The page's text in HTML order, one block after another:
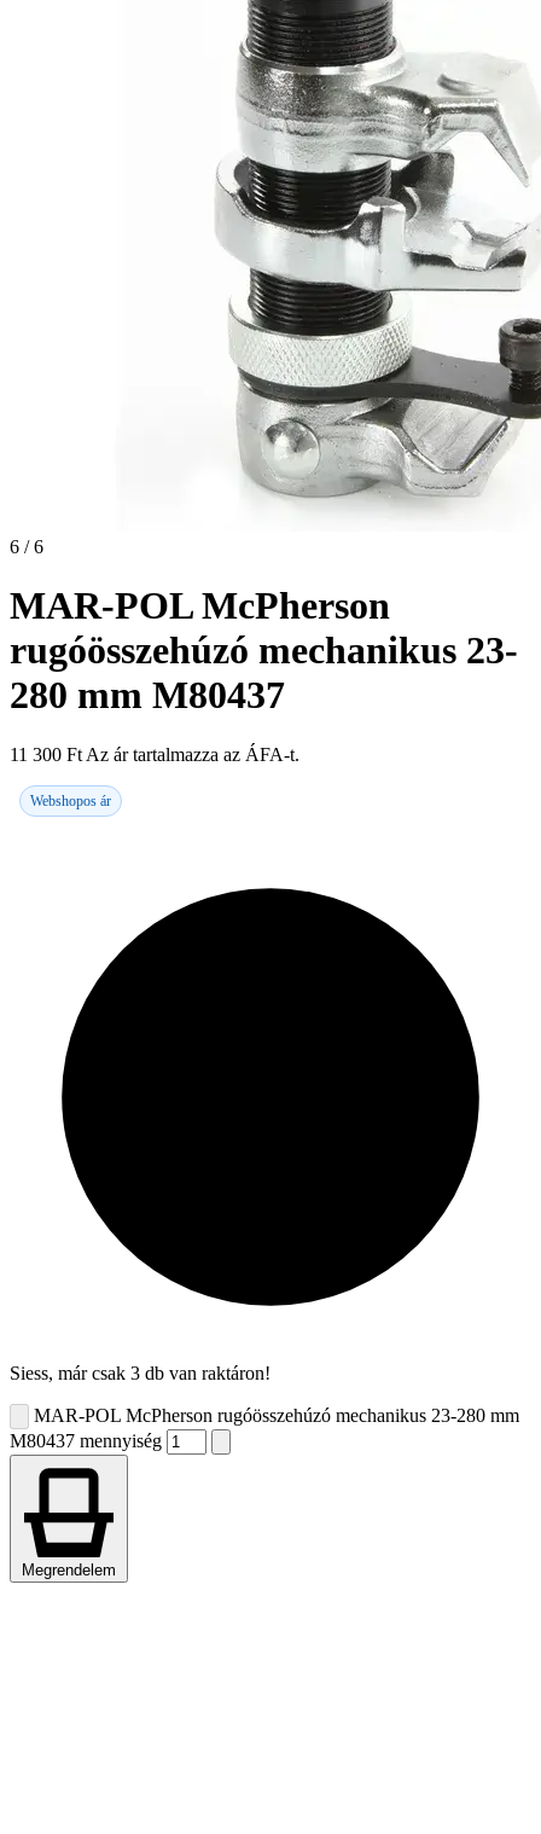
6 / 6
MAR-POL McPherson
rugóösszehúzó mechanikus 23-
280 mm M80437
11 300 Ft Az ár tartalmazza az ÁFA-t.
Webshopos ár
Siess, már csak 3 db van raktáron!
MAR-POL McPherson rugóösszehúzó mechanikus 23-280 mm
M80437 mennyiség
Megrendelem